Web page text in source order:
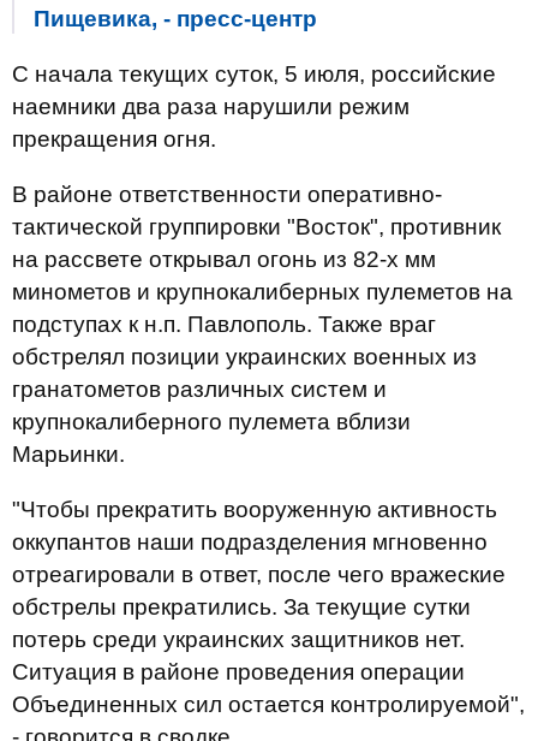
Пищевика, - пресс-центр
С начала текущих суток, 5 июля, российские
наемники два раза нарушили режим
прекращения огня.
В районе ответственности оперативно-
тактической группировки "Восток", противник
на рассвете открывал огонь из 82-х мм
минометов и крупнокалиберных пулеметов на
подступах к н.п. Павлополь. Также враг
обстрелял позиции украинских военных из
гранатометов различных систем и
крупнокалиберного пулемета вблизи
Марьинки.
"Чтобы прекратить вооруженную активность
оккупантов наши подразделения мгновенно
отреагировали в ответ, после чего вражеские
обстрелы прекратились. За текущие сутки
потерь среди украинских защитников нет.
Ситуация в районе проведения операции
Объединенных сил остается контролируемой",